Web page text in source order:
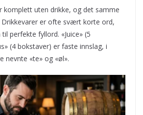
komplett uten drikke, og det samme
Drikkevarer er ofte svært korte ord,
perfekte fyllord. «Juice» (5
(4 bokstaver) er faste innslag, i
nevnte «te» og «øl».